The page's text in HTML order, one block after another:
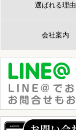
選ばれる理由
会社案内